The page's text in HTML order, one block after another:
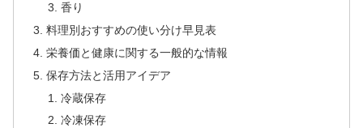
香り
料理別おすすめの使い分け早見表
栄養価と健康に関する一般的な情報
保存方法と活用アイデア
冷蔵保存
冷凍保存